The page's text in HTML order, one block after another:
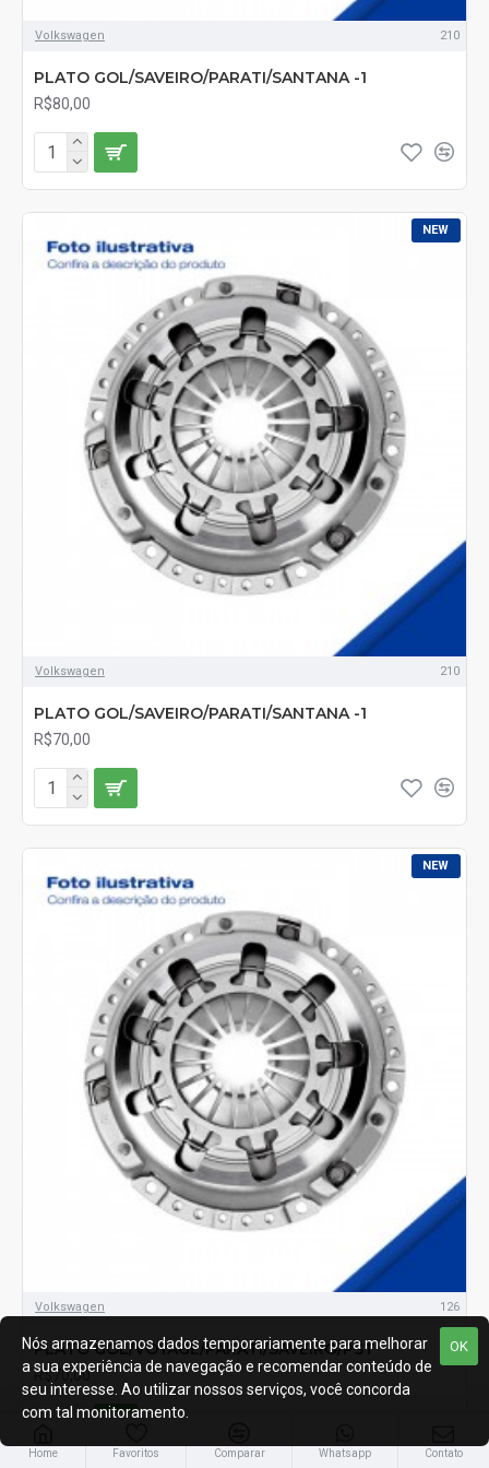
Volkswagen 210
PLATO GOL/SAVEIRO/PARATI/SANTANA -1
R$80,00
NEW
Volkswagen 210
PLATO GOL/SAVEIRO/PARATI/SANTANA -1
R$70,00
NEW
Volkswagen 126
PLATO GOL/VOYAGE/PARATI/SAVEIRO/PST
R$70,00
Home Favoritos Comparar Whatsapp Contato
OK
Nós armazenamos dados temporariamente para melhorar
a sua experiência de navegação e recomendar conteúdo de
seu interesse. Ao utilizar nossos serviços, você concorda
com tal monitoramento.